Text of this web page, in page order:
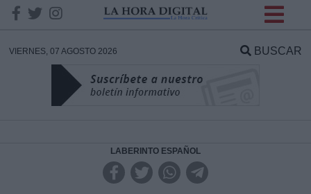
VIERNES, 07 AGOSTO 2026 BUSCAR
LABERINTO ESPAÑOL
DATOS
Responsable: